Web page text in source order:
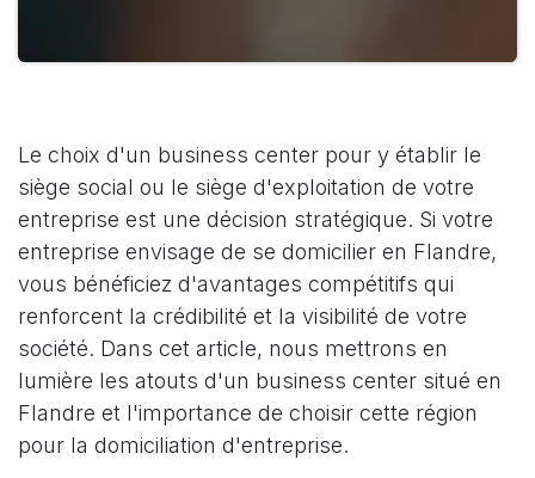
Le choix d'un business center pour y établir le
siège social ou le siège d'exploitation de votre
entreprise est une décision stratégique. Si votre
entreprise envisage de se domicilier en Flandre,
vous bénéficiez d'avantages compétitifs qui
renforcent la crédibilité et la visibilité de votre
société. Dans cet article, nous mettrons en
lumière les atouts d'un business center situé en
Flandre et l'importance de choisir cette région
pour la domiciliation d'entreprise.